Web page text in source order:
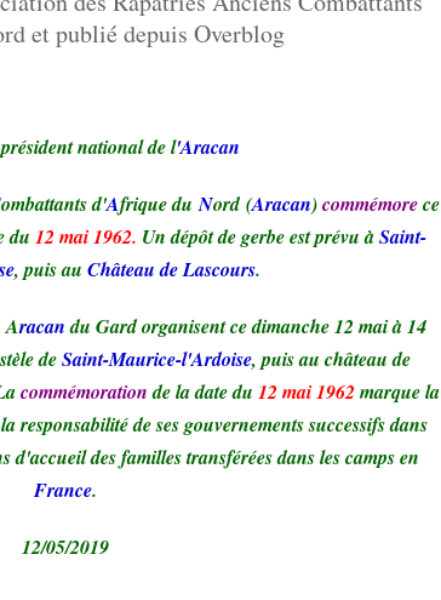
et publié depuis Overblog
national de l'Aracan
ombattants d'Afrique du Nord (Aracan)commémorece
du 12 mai 1962. Un dépôt de gerbe est prévu àSaint-
, puis au Château de Lascours.
Aracandu Gard organisent ce dimanche 12 mai à 14
deSaint-Maurice-l'Ardoise, puis au château de
commémorationde la date du 12 mai 1962 marque la
de ses gouvernements successifs dans
d'accueil des familles transférées dans les camps en
France.
12/05/2019